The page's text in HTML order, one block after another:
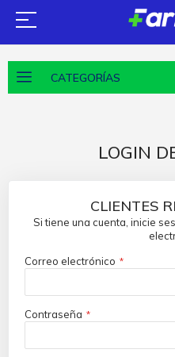
CATEGORÍAS
LOGIN
CLIENTES
Si tiene una cuenta, inicie
Correo electrónico
Contraseña